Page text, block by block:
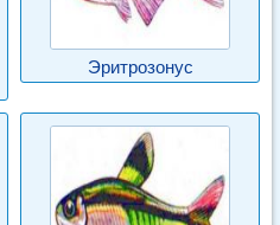
Эритрозонус